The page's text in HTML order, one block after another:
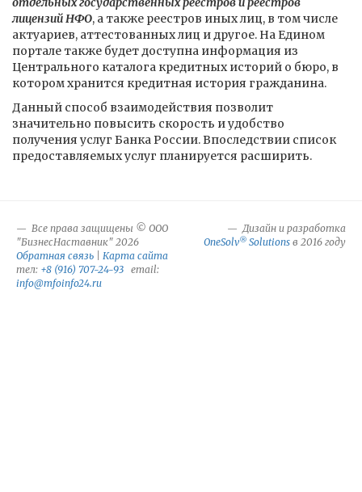
лицензий НФО, а также реестров иных лиц, в том числе
актуариев, аттестованных лиц и другое. На Едином
портале также будет доступна информация из
Центрального каталога кредитных историй о бюро, в
котором хранится кредитная история гражданина.
Данный способ взаимодействия позволит
значительно повысить скорость и удобство
получения услуг Банка России. Впоследствии список
предоставляемых услуг планируется расширить.
Все права защищены © ООО
"БизнесНаставник" 2026
Обратная связь
Карта сайта
тел: +8 (916) 707-24-93 email:
info@mfoinfo24.ru
Дизайн и разработка
OneSolv® Solutions в 2016 году